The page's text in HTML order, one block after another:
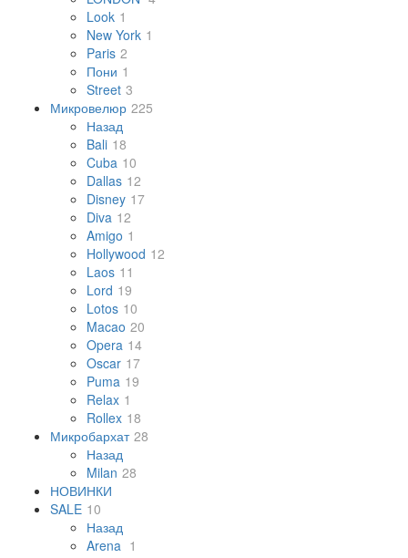
Look 1
New York 1
Paris 2
Пони 1
Street 3
Микровелюр 225
Назад
Bali 18
Cuba 10
Dallas 12
Disney 17
Diva 12
Amigo 1
Hollywood 12
Laos 11
Lord 19
Lotos 10
Macao 20
Opera 14
Oscar 17
Puma 19
Relax 1
Rollex 18
Микробархат 28
Назад
Milan 28
НОВИНКИ
SALE 10
Назад
Arena 1